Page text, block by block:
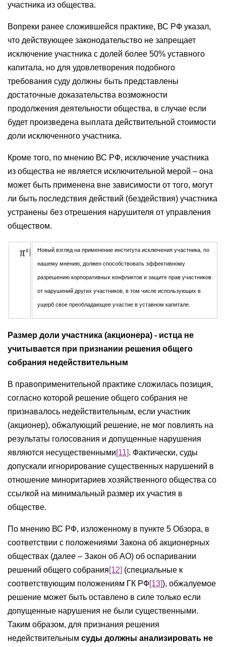
участника из общества.
Вопреки ранее сложившейся практике, ВС РФ указал,
что действующее законодательство не запрещает
исключение участника с долей более 50% уставного
капитала, но для удовлетворения подобного
требования суду должны быть представлены
достаточные доказательства возможности
продолжения деятельности общества, в случае если
будет произведена выплата действительной стоимости
доли исключенного участника.
Кроме того, по мнению ВС РФ, исключение участника
из общества не является исключительной мерой – она
может быть применена вне зависимости от того, могут
ли быть последствия действий (бездействия) участника
устранены без отрешения нарушителя от управления
обществом.
Новый взгляд на применение института исключения участника, по
нашему мнению, должен способствовать эффективному
разрешению корпоративных конфликтов и защите прав участников
от нарушений других участников, в том числе использующих в
ущерб свое преобладающее участие в уставном капитале.
Размер доли участника (акционера) - истца не
учитывается при признании решения общего
собрания недействительным
В правоприменительной практике сложилась позиция,
согласно которой решение общего собрания не
признавалось недействительным, если участник
(акционер), обжалующий решение, не мог повлиять на
результаты голосования и допущенные нарушения
являются несущественными[11]. Фактически, суды
допускали игнорирование существенных нарушений в
отношение миноритариев хозяйственного общества со
ссылкой на минимальный размер их участия в
обществе.
По мнению ВС РФ, изложенному в пункте 5 Обзора, в
соответствии с положениями Закона об акционерных
обществах (далее – Закон об АО) об оспаривании
решений общего собрания[12] (специальные к
соответствующим положениям ГК РФ[13]), обжалуемое
решение может быть оставлено в силе только если
допущенные нарушения не были существенными.
Таким образом, для признания решения
недействительным суды должны анализировать не